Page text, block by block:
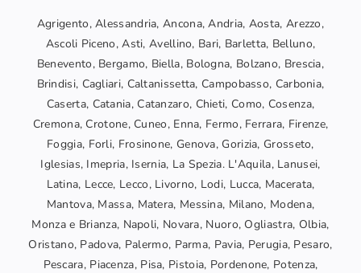
Agrigento, Alessandria, Ancona, Andria, Aosta, Arezzo,
Ascoli Piceno, Asti, Avellino, Bari, Barletta, Belluno,
Benevento, Bergamo, Biella, Bologna, Bolzano, Brescia,
Brindisi, Cagliari, Caltanissetta, Campobasso, Carbonia,
Caserta, Catania, Catanzaro, Chieti, Como, Cosenza,
Cremona, Crotone, Cuneo, Enna, Fermo, Ferrara, Firenze,
Foggia, Forli, Frosinone, Genova, Gorizia, Grosseto,
Iglesias, Imepria, Isernia, La Spezia. L'Aquila, Lanusei,
Latina, Lecce, Lecco, Livorno, Lodi, Lucca, Macerata,
Mantova, Massa, Matera, Messina, Milano, Modena,
Monza e Brianza, Napoli, Novara, Nuoro, Ogliastra, Olbia,
Oristano, Padova, Palermo, Parma, Pavia, Perugia, Pesaro,
Pescara, Piacenza, Pisa, Pistoia, Pordenone, Potenza,